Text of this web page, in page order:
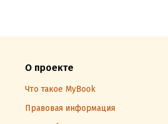
О проекте
Что такое MyBook
Правовая информация